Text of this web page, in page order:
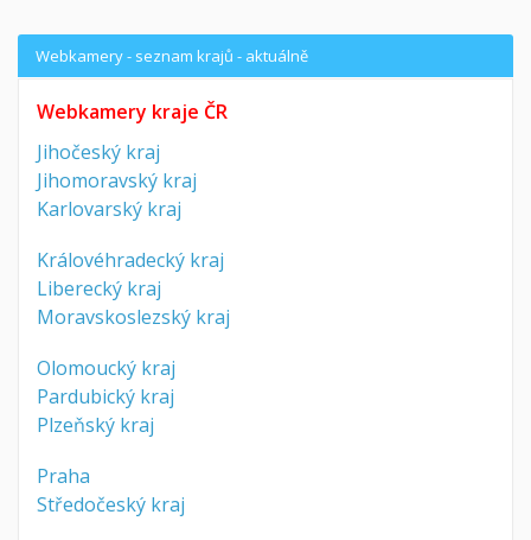
Webkamery - seznam krajů - aktuálně
Webkamery kraje ČR
Jihočeský kraj
Jihomoravský kraj
Karlovarský kraj
Královéhradecký kraj
Liberecký kraj
Moravskoslezský kraj
Olomoucký kraj
Pardubický kraj
Plzeňský kraj
Praha
Středočeský kraj